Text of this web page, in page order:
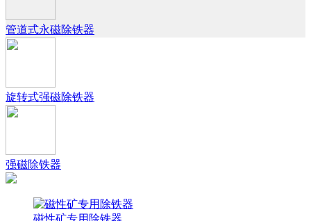
管道式永磁除铁器
旋转式强磁除铁器
强磁除铁器
磁性矿专用除铁器